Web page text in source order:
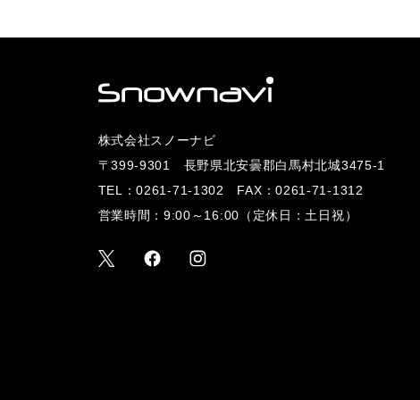
株式会社スノーナビ
〒399-9301 長野県北安曇郡白馬村北城3475-1
TEL：0261-71-1302
FAX：0261-71-1312
営業時間：9:00～16:00（定休日：土日祝）